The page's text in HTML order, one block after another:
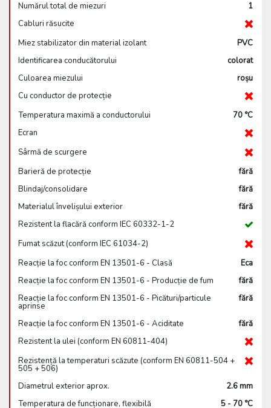
Numărul total de miezuri
1
Cabluri răsucite
Miez stabilizator din material izolant
PVC
Identificarea conducătorului
colorat
Culoarea miezului
roșu
Cu conductor de protecție
Temperatura maximă a conductorului
70 °C
Ecran
Sârmă de scurgere
Barieră de protecție
fără
Blindaj/consolidare
fără
Materialul învelișului exterior
fără
Rezistent la flacără conform IEC 60332-1-2
Fumat scăzut (conform IEC 61034-2)
Reacție la foc conform EN 13501-6 - Clasă
Eca
Reacție la foc conform EN 13501-6 - Producție de fum
fără
Reacție la foc conform EN 13501-6 - Picături/particule
aprinse
fără
Reacție la foc conform EN 13501-6 - Aciditate
fără
Rezistent la ulei (conform EN 60811-404)
Rezistență la temperaturi scăzute (conform EN 60811-504 +
505 + 506)
Diametrul exterior aprox.
2.6 mm
Temperatura de funcționare, flexibilă
5 - 70 °C